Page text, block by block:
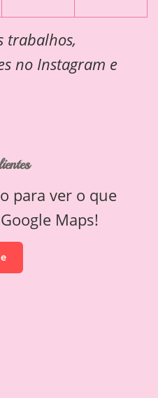
trabalhos,
no Instagram e
para ver o que
Maps!